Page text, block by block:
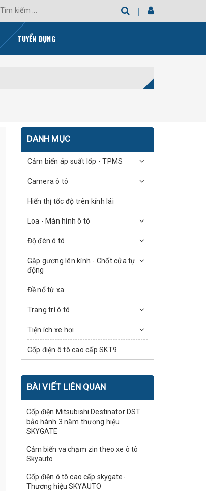
TUYỂN DỤNG
DANH MỤC
Cảm biến áp suất lốp - TPMS
Camera ô tô
Hiển thị tốc độ trên kính lái
Loa - Màn hình ô tô
Độ đèn ô tô
Gập gương lên kính - Chốt cửa tự
động
Đề nổ từ xa
Trang trí ô tô
Tiện ích xe hơi
Cốp điện ô tô cao cấp SKT9
BÀI VIẾT LIÊN QUAN
Cốp điện Mitsubishi Destinator DST
bảo hành 3 năm thương hiệu
SKYGATE
Cảm biến va chạm zin theo xe ô tô
Skyauto
Cốp điện ô tô cao cấp skygate-
Thương hiệu SKYAUTO